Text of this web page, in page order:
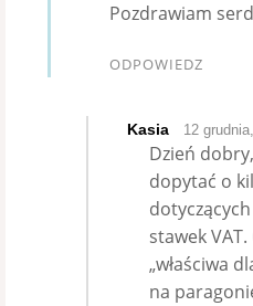
Pozdrawiam
ODPOWIEDZ
Kasia 12
Dzień
dopytać o
stawek
„właściwa
na